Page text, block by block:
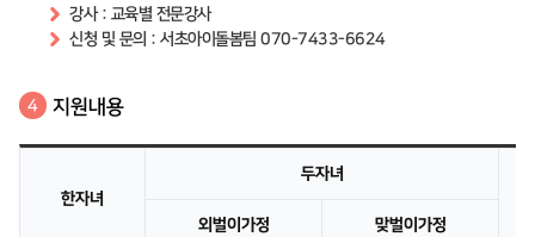
강사 : 교육별 전문강사
신청 및 문의 : 서초아이돌봄팀 070-7433-6624
4 지원내용
한자녀
두자녀
외벌이가정 맞벌이가정